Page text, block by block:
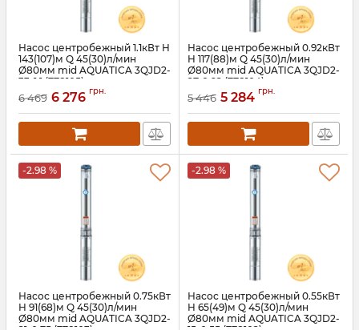
Насос центробежный 1.1кВт H
143(107)м Q 45(30)л/мин
Ø80мм mid AQUATICA 3QJD2-
33-1.1 (778105)
Артикул: 778105
6 469 6 276 грн.
Насос центробежный 0.92кВт
H 117(88)м Q 45(30)л/мин
Ø80мм mid AQUATICA 3QJD2-
27-0.92 (778104)
Артикул: 778104
5 446 5 284 грн.
-2.98 %
Насос центробежный 0.75кВт
H 91(68)м Q 45(30)л/мин
Ø80мм mid AQUATICA 3QJD2-
-2.98 %
Насос центробежный 0.55кВт
H 65(49)м Q 45(30)л/мин
Ø80мм mid AQUATICA 3QJD2-